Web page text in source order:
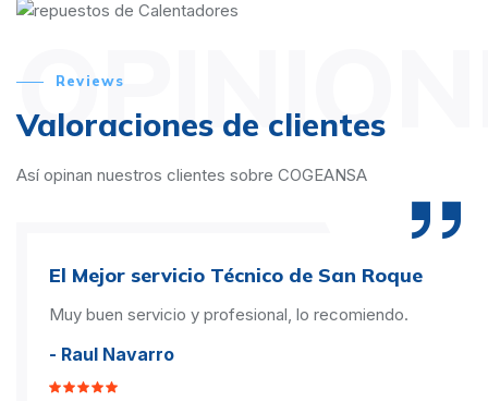
Reviews
Valoraciones de clientes
Así opinan nuestros clientes sobre COGEANSA
El Mejor servicio Técnico de San Roque
Muy buen servicio y profesional, lo recomiendo.
- Raul Navarro